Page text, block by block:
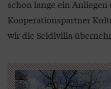
schon lange ein Anliegen
Kooperationspartner
wir die Seidlvilla